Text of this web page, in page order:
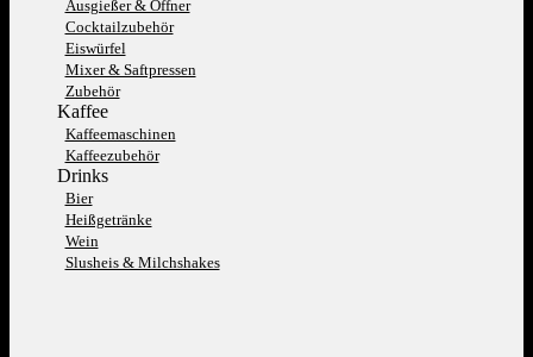
Ausgießer & Öffner
Cocktailzubehör
Eiswürfel
Mixer & Saftpressen
Zubehör
Kaffee
Kaffeemaschinen
Kaffeezubehör
Drinks
Bier
Heißgetränke
Wein
Slusheis & Milchshakes